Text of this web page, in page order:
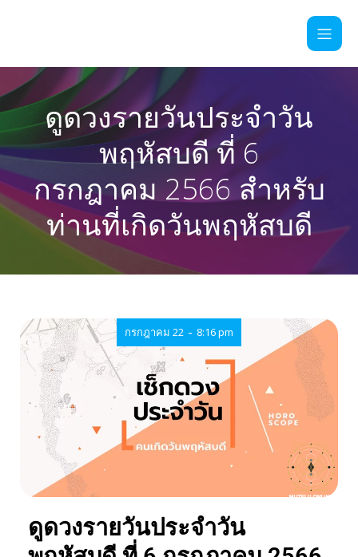
ดูดวงรายวันประจำวัน
พฤหัสบดี ที่ 6
กรกฎาคม 2566 สำหรับ
ท่านที่เกิดวันพฤหัสบดี
กรกฎาคม 22 - 8:16 pm
ดูดวงรายวันประจำวัน